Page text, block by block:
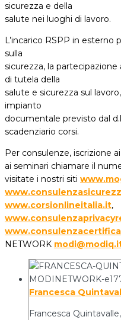
sicurezza e della
salute nei luoghi di lavoro.
L’incarico RSPP in
sulla
sicurezza, la
di tutela della
salute e sicurezza sul
impianto
documentale previsto dal
scadenziario corsi.
Per consulenze, iscrizione
ai seminari chiamare il
visitate i nostri siti
www.corsionlineitalia.it,
NETWORK
Francesca
Francesca